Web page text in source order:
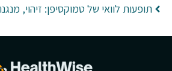
תופעות לוואי של טמוקסיפן: זיהוי,